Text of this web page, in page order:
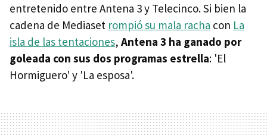
entretenido entre Antena 3 y Telecinco. Si bien la
cadena de Mediaset rompió su mala racha con La
isla de las tentaciones, Antena 3 ha ganado por
goleada con sus dos programas estrella: 'El
Hormiguero' y 'La esposa'.